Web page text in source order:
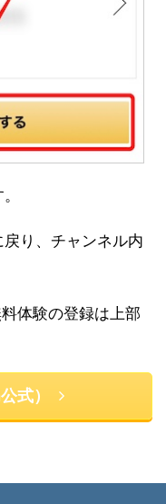
り、チャンネル内
料体験の登録は上部
式）